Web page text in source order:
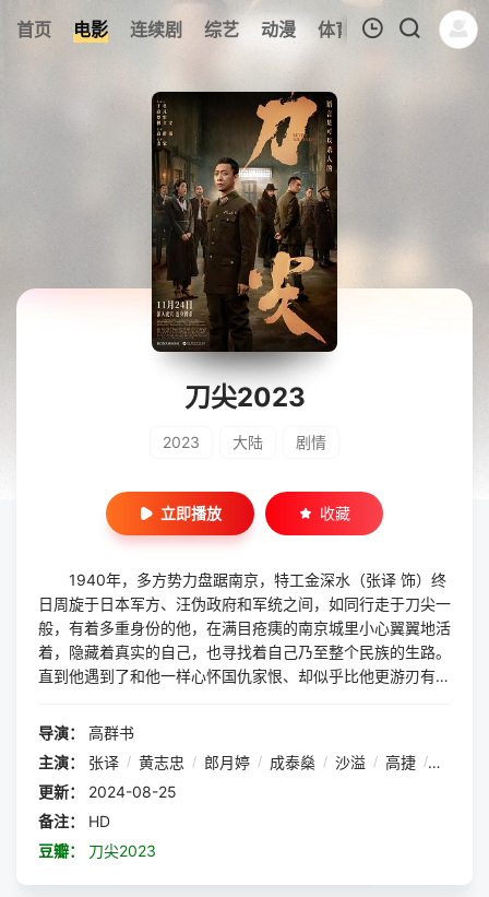
首页 电影 连续剧 综艺 动漫 体育 今日更新
274
热
暂无观看影片的记录
刀尖2023
2023 大陆 剧情
立即播放 收藏
1940年，多方势力盘踞南京，特工金深水（张译 饰）终
日周旋于日本军方、汪伪政府和军统之间，如同行走于刀尖一
般，有着多重身份的他，在满目疮痍的南京城里小心翼翼地活
着，隐藏着真实的自己，也寻找着自己乃至整个民族的生路。
直到他遇到了和他一样心怀国仇家恨、却似乎比他更游刃有余
争暗斗的过程中，于乱世中求生的金深水第一次开始真正地觉
导演：
高群书
主演：
张译 / 黄志忠 / 郎月婷 / 成泰燊 / 沙溢 / 高捷 / 金世佳
更新：
2024-08-25
备注：
HD
豆瓣：
刀尖2023